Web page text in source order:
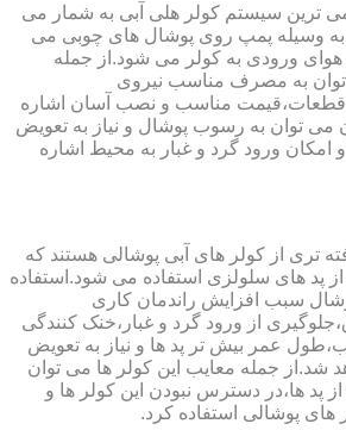
ترین سیستم کولر هلی آبی به شمار می
به وسیله پمپ روی پوشال های چوبی می
ورودی به کولر می شود.از جمله
توان به مصرف مناسب نیروی
مناسب و نصب آسان اشاره
می توان به رسوب پوشال و نیاز به تعویض
امکان ورود گرد و غبار به محیط اشاره
تری از کولر های آبی پوشالی هستند که
پد های سلولزی استفاده می شود.استفاده
سبب افزایش راندمان کاری
از ورود گرد و غبار،خنک کنندگی
عمر بیش تر پد ها و نیاز به تعویض
شد.از جمله معایب این کولر ها می توان
پد ها،در دسترس نبودن این کولر ها و
های پوشالی استفاده کرد.